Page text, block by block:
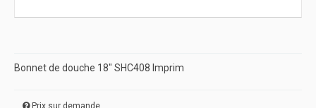
Bonnet de douche 18" SHC408 Imprim
Prix sur demande